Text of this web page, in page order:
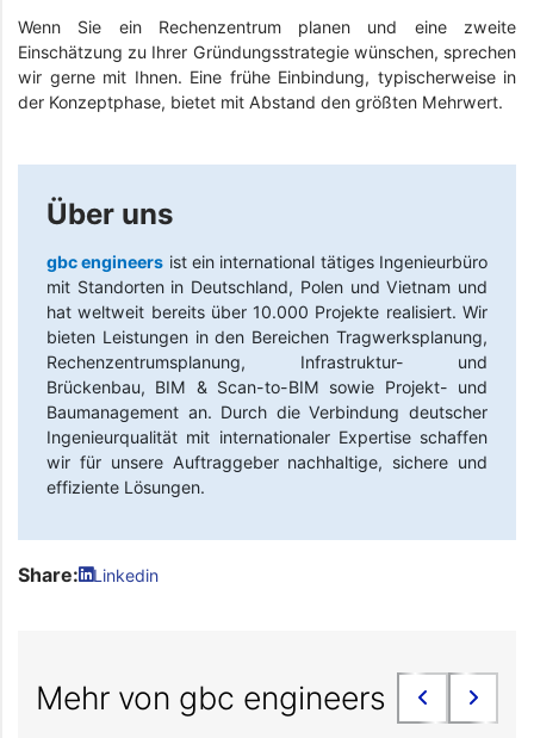
Wenn Sie ein Rechenzentrum planen und eine zweite
Einschätzung zu Ihrer Gründungsstrategie wünschen, sprechen
wir gerne mit Ihnen. Eine frühe Einbindung, typischerweise in
der Konzeptphase, bietet mit Abstand den größten Mehrwert.
Über uns
gbc engineers ist ein international tätiges Ingenieurbüro
mit Standorten in Deutschland, Polen und Vietnam und
hat weltweit bereits über 10.000 Projekte realisiert. Wir
bieten Leistungen in den Bereichen Tragwerksplanung,
Rechenzentrumsplanung, Infrastruktur- und
Brückenbau, BIM & Scan-to-BIM sowie Projekt- und
Baumanagement an. Durch die Verbindung deutscher
Ingenieurqualität mit internationaler Expertise schaffen
wir für unsere Auftraggeber nachhaltige, sichere und
effiziente Lösungen.
Share: Linkedin
Mehr von gbc engineers